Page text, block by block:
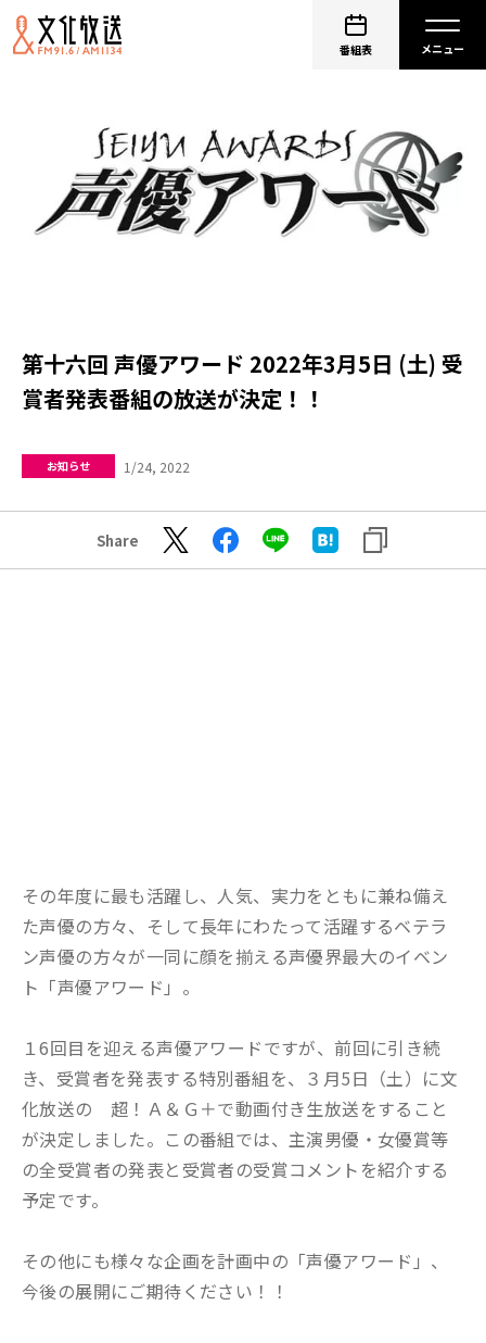
番組表
第十六回 声優アワード 2022年3月5日 (土) 受
賞者発表番組の放送が決定！！
お知らせ 1/24, 2022
Share
その年度に最も活躍し、人気、実力をともに兼ね備え
た声優の方々、そして長年にわたって活躍するベテラ
ン声優の方々が一同に顔を揃える声優界最大のイベン
ト「声優アワード」。
１6回目を迎える声優アワードですが、前回に引き続
き、受賞者を発表する特別番組を、３月5日（土）に文
化放送の 超！Ａ＆Ｇ＋で動画付き生放送をすること
が決定しました。この番組では、主演男優・女優賞等
の全受賞者の発表と受賞者の受賞コメントを紹介する
予定です。
その他にも様々な企画を計画中の「声優アワード」、
今後の展開にご期待ください！！